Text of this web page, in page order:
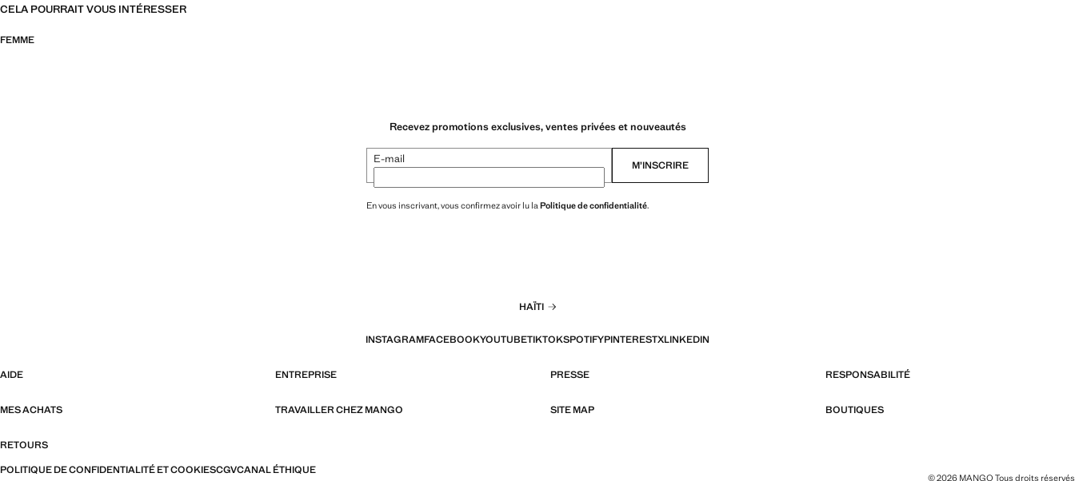
CELA POURRAIT VOUS INTÉRESSER
FEMME
Recevez promotions exclusives, ventes privées et nouveautés
E-mail M’INSCRIRE
En vous inscrivant, vous confirmez avoir lu laPolitique de confidentialité.
HAÏTI
INSTAGRAMFACEBOOKYOUTUBETIKTOKSPOTIFYPINTERESTXLINKEDIN
AIDE ENTREPRISE PRESSE RESPONSABILITÉ
MES ACHATS TRAVAILLER CHEZ MANGO SITE MAP BOUTIQUES
RETOURS
POLITIQUE DE CONFIDENTIALITÉ ET COOKIESCGVCANAL ÉTHIQUE
© 2026 MANGO Tous droits réservés